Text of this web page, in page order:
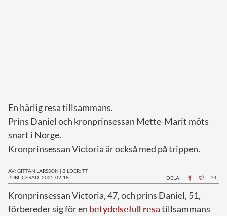
En härlig resa tillsammans.
Prins Daniel och kronprinsessan Mette-Marit möts
snart i Norge.
Kronprinsessan Victoria är också med på trippen.
AV: GITTAN LARSSON | BILDER: TT
PUBLICERAD: 2025-02-18
DELA:
Kronprinsessan Victoria, 47, och prins Daniel, 51,
förbereder sig för en betydelsefull resatillsammans